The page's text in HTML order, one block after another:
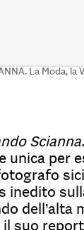
La Moda, la
unica per
inedito
dell’alta
suo